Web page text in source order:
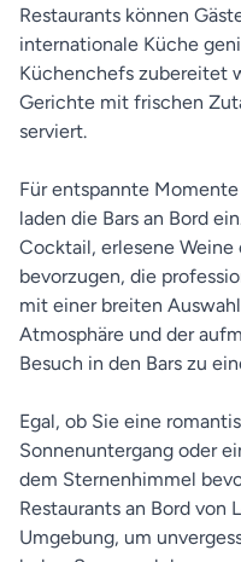
Restaurants können
internationale Küche
Küchenchefs zubereitet
Gerichte mit frischen
serviert.
Für entspannte
laden die Bars an Bord
Cocktail, erlesene
bevorzugen, die
mit einer breiten
Atmosphäre und der
Besuch in den Bars zu
Egal, ob Sie eine
Sonnenuntergang oder
dem Sternenhimmel
Restaurants an Bord von
Umgebung, um